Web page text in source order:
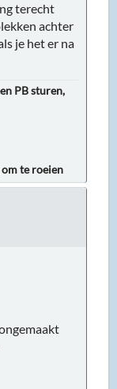
terecht
achter
je het er na
PB sturen,
te roeien